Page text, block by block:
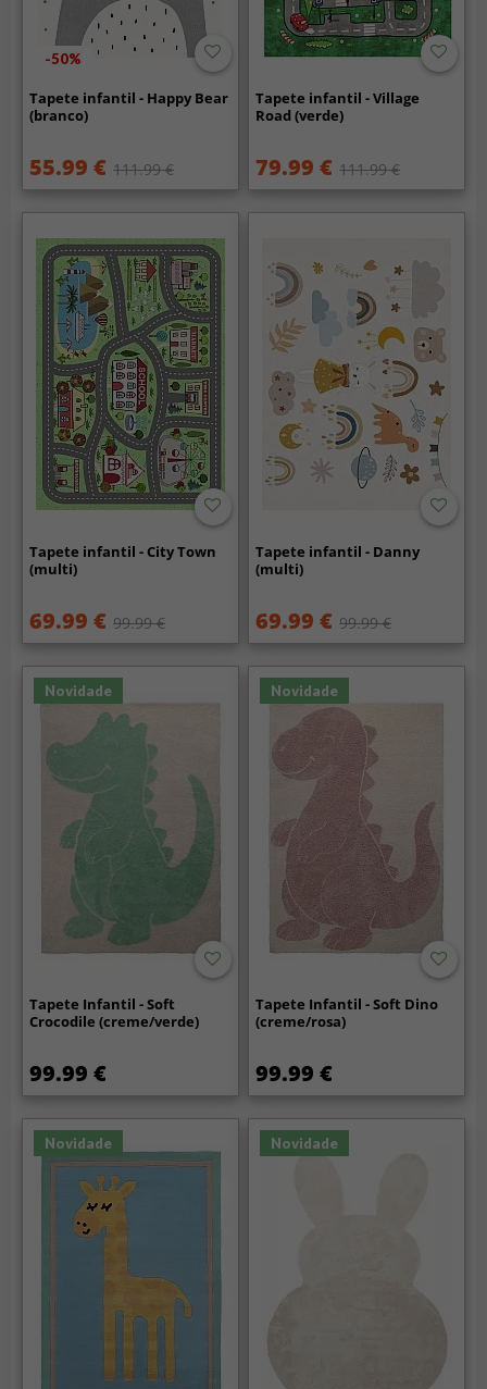
-50%
Tapete infantil - Happy Bear
(branco)
55.99 € 111.99 €
Tapete infantil - Village
Road (verde)
79.99 € 111.99 €
Tapete infantil - City Town
(multi)
69.99 € 99.99 €
Tapete infantil - Danny
(multi)
69.99 € 99.99 €
Novidade
Tapete Infantil - Soft
Crocodile (creme/verde)
99.99 €
Novidade
Tapete Infantil - Soft Dino
(creme/rosa)
99.99 €
Novidade Novidade